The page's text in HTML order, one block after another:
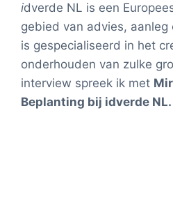
idverde NL is een
gebied van advies,
is gespecialiseerd in het
onderhouden van zulke
interview spreek ik met
Beplanting bij idverde NL.